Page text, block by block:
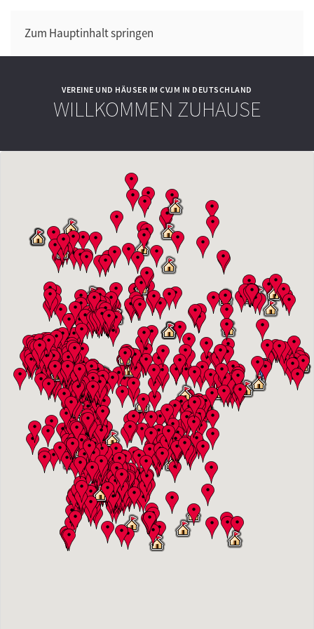
Zum Hauptinhalt springen
VEREINE UND HÄUSER IM CVJM IN DEUTSCHLAND
WILLKOMMEN ZUHAUSE